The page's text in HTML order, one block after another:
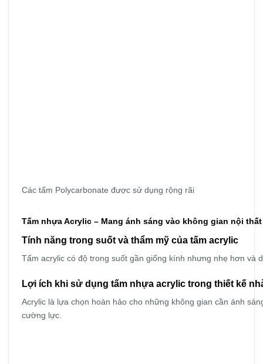
Các tấm Polycarbonate được sử dụng rộng rãi
Tấm nhựa Acrylic – Mang ánh sáng vào không gian nội thất
Tính năng trong suốt và thẩm mỹ của tấm acrylic
Tấm acrylic có độ trong suốt gần giống kính nhưng nhẹ hơn và
Lợi ích khi sử dụng tấm nhựa acrylic trong thiết kế
Acrylic là lựa chọn hoàn hảo cho những không gian cần ánh
cường lực.